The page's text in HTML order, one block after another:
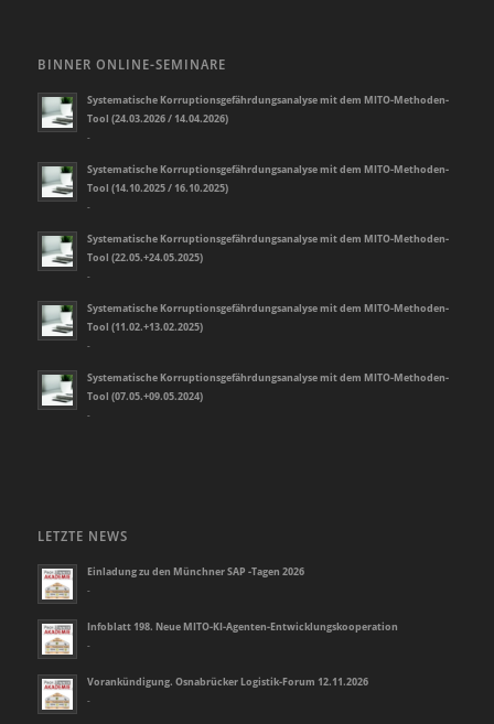
BINNER ONLINE-SEMINARE
Systematische Korruptionsgefährdungsanalyse mit dem MITO-Methoden-
Tool (24.03.2026 / 14.04.2026)
-
Systematische Korruptionsgefährdungsanalyse mit dem MITO-Methoden-
Tool (14.10.2025 / 16.10.2025)
-
Systematische Korruptionsgefährdungsanalyse mit dem MITO-Methoden-
Tool (22.05.+24.05.2025)
-
Systematische Korruptionsgefährdungsanalyse mit dem MITO-Methoden-
Tool (11.02.+13.02.2025)
-
Systematische Korruptionsgefährdungsanalyse mit dem MITO-Methoden-
Tool (07.05.+09.05.2024)
-
LETZTE NEWS
Einladung zu den Münchner SAP -Tagen 2026
-
Infoblatt 198. Neue MITO-KI-Agenten-Entwicklungskooperation
-
Vorankündigung. Osnabrücker Logistik-Forum 12.11.2026
-